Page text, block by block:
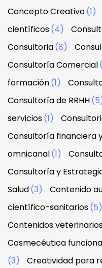
Concepto Creativo(1)
científicos(4)
Consultoria(8)
Consultoría Comercial
formación(1)
Consultoría de RRHH
servicios(1)
Consultoría financiera
omnicanal(1)
Consultoría y
Salud(3) Contenido
científico-sanitarios(5)
Contenidos
Cosmecéutica
(3)
Creatividad para